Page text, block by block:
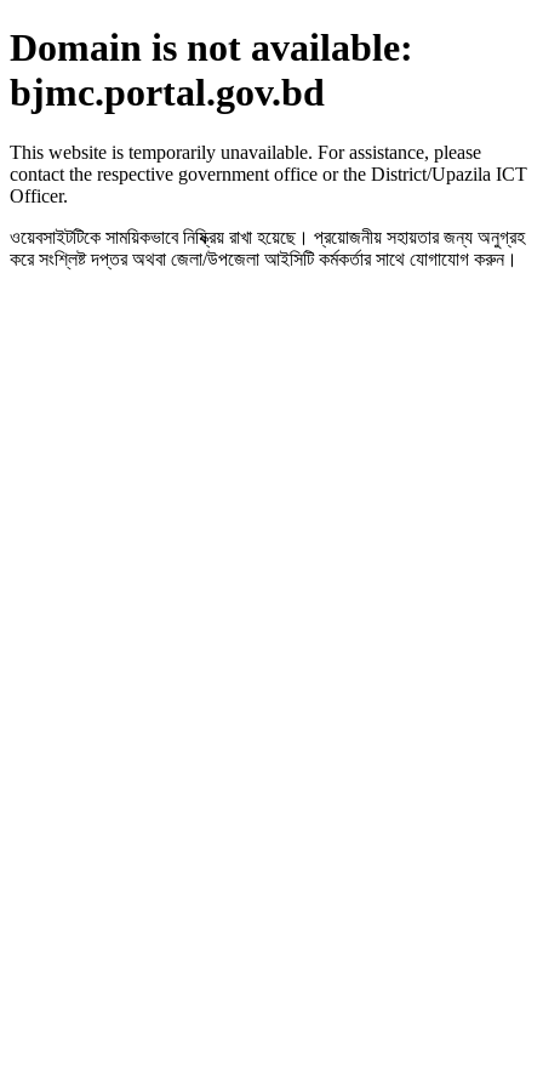
Domain is not available:
bjmc.portal.gov.bd
This website is temporarily unavailable. For assistance, please
contact the respective government office or the District/Upazila ICT
Officer.
ওয়েবসাইটটিকে সাময়িকভাবে নিষ্ক্রিয় রাখা হয়েছে। প্রয়োজনীয় সহায়তার জন্য অনুগ্রহ
করে সংশ্লিষ্ট দপ্তর অথবা জেলা/উপজেলা আইসিটি কর্মকর্তার সাথে যোগাযোগ করুন।